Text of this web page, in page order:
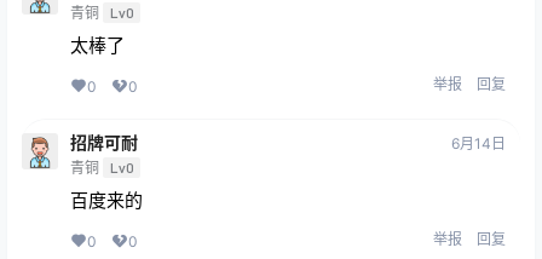
青铜 Lv0
太棒了
0 0 举报 回复
招牌可耐
青铜 Lv0
6月14日
百度来的
0 0 举报 回复